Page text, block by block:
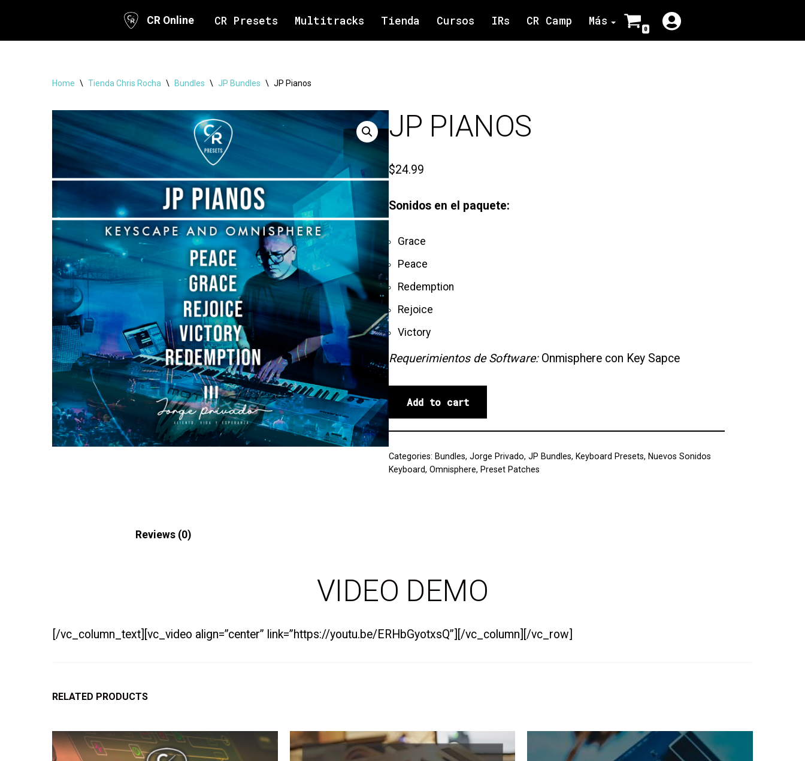
CR Online CR Presets Multitracks Tienda Cursos IRs CR Camp Más
0
Home \ Tienda Chris Rocha \ Bundles \ JP Bundles \ JP Pianos
JP PIANOS
$24.99
Sonidos en el paquete:
Grace
Peace
Redemption
Rejoice
Victory
Requerimientos de Software:Onmisphere con Key Sapce
Add to cart
Categories: Bundles, Jorge Privado, JP Bundles, Keyboard Presets, Nuevos Sonidos
Keyboard, Omnisphere, Preset Patches
Reviews (0)
VIDEO DEMO
[/vc_column_text][vc_video align=”center” link=”https://youtu.be/ERHbGyotxsQ”][/vc_column][/vc_row]
RELATED PRODUCTS